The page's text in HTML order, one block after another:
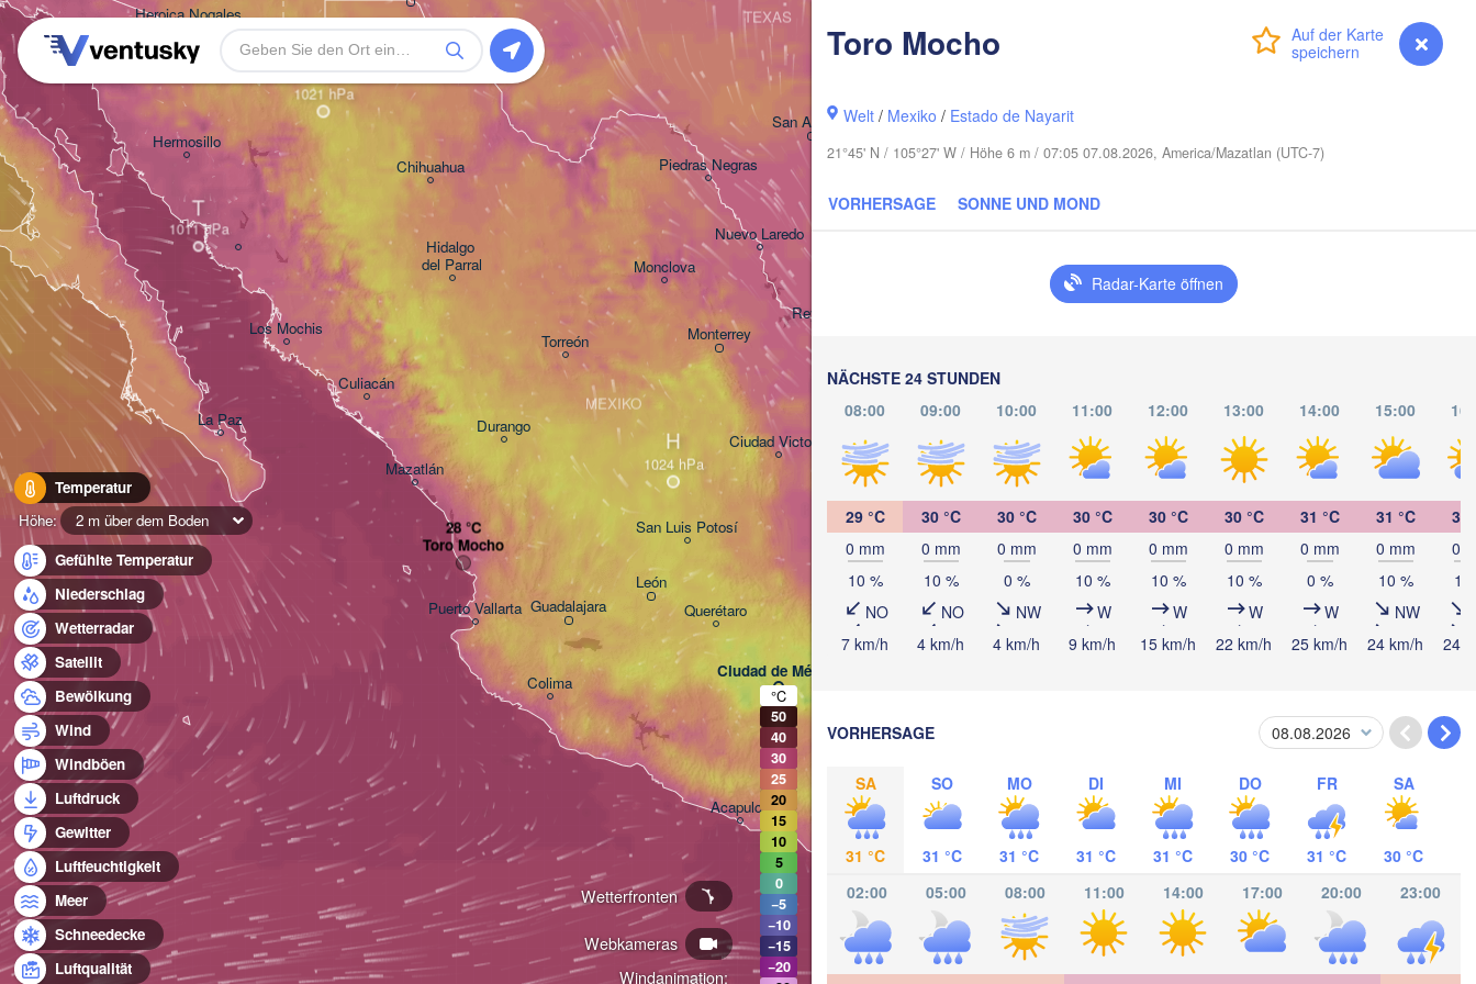
Anmelden myVentusky Vorhersage
Toro Mocho
Welt / Mexiko / Estado de Nayarit
21°45' N / 105°27' W / Höhe 6 m / 07:05 07.08.2026, America/Mazatlan (UTC-7)
VORHERSAGE SONNE UND MOND
Radar-Karte öffnen
NÄCHSTE 24 STUNDEN
08:00
09:00 10:00 11:00 12:00 13:00 14:00 15:00
29 °C
0 mm
10 %
NO
7 km/h
30 °C
0 mm
10 %
NO
4 km/h
30 °C
0 mm
0 %
NW
4 km/h
30 °C
0 mm
10 %
W
9 km/h
30 °C
0 mm
10 %
W
15 km/h
30 °C
0 mm
10 %
W
22 km/h
31 °C
0 mm
0 %
W
25 km/h
31 °C
0 mm
10 %
NW
24 km/h
31
0
10
24
VORHERSAGE
SA
31 °C
SO
31 °C
MO
31 °C
DI
31 °C
MI
31 °C
DO
30 °C
FR
31 °C
SA
30 °C
02:00
05:00 08:00 11:00 14:00 17:00 20:00 23:00
Temperatur
Höhe:
2 m über dem Boden
Gefühlte Temperatur
Niederschlag
Wetterradar
Satellit
Bewölkung
Wind
Windböen
Luftdruck
Gewitter
Luftfeuchtigkeit
Meer
Schneedecke
Luftqualität
Windanimation:
Webkameras
Wetterfronten
Culiacán
Chihuahua
Hermosillo
Durango
Torreón
Monclova
Heroica Nogales
La Paz
Los Mochis
Hidalgo
del Parral
Mazatlán
MEXIKO
Guadalajara
León
Puerto Vallarta
Colima
San Antonio
Monterrey
Reynosa
San Luis Potosí
Piedras Negras
Ciudad Victoria
Tampico
Corpus Christi
Nuevo Laredo
TEXAS
Ciudad de México
Ciudad de
Guatemala
Acapulco Tuxtla Gutiérrez
Querétaro
Tapachula
Campeche
Poza Rica
Oaxaca de Juárez
Tehuacán
GUATEMALA
Mobile
Tegucigalpa
Mérida Cancún
San Salvador
Chetumal
HONDURAS
Toro Mocho
T
H
°C
50
40
30
25
20
15
10
5
0
−5
−10
−15
−20